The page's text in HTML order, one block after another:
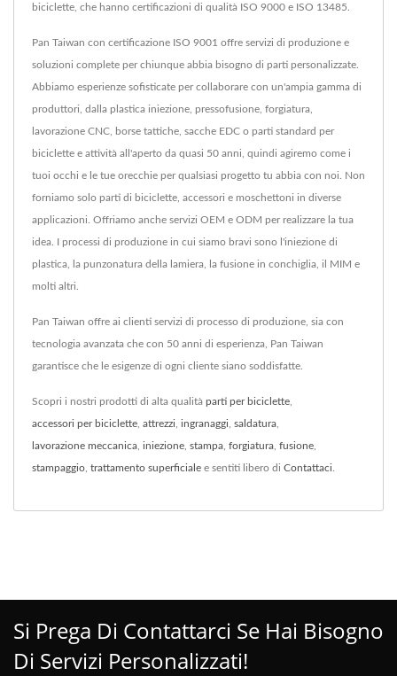
biciclette, che hanno certificazioni di qualità ISO 9000 e ISO 13485.
Pan Taiwan con certificazione ISO 9001 offre servizi di produzione e
soluzioni complete per chiunque abbia bisogno di parti personalizzate.
Abbiamo esperienze sofisticate per collaborare con un'ampia gamma di
produttori, dalla plastica iniezione, pressofusione, forgiatura,
lavorazione CNC, borse tattiche, sacche EDC o parti standard per
biciclette e attività all'aperto da quasi 50 anni, quindi agiremo come i
tuoi occhi e le tue orecchie per qualsiasi progetto tu abbia con noi. Non
forniamo solo parti di biciclette, accessori e moschettoni in diverse
applicazioni. Offriamo anche servizi OEM e ODM per realizzare la tua
idea. I processi di produzione in cui siamo bravi sono l'iniezione di
plastica, la punzonatura della lamiera, la fusione in conchiglia, il MIM e
molti altri.
Pan Taiwan offre ai clienti servizi di processo di produzione, sia con
tecnologia avanzata che con 50 anni di esperienza, Pan Taiwan
garantisce che le esigenze di ogni cliente siano soddisfatte.
Scopri i nostri prodotti di alta qualità parti per biciclette
accessori per biciclette attrezzi ingranaggi saldatura
lavorazione meccanica iniezione stampa forgiatura fusione
stampaggio trattamento superficiale e sentiti libero di Contattaci
Si Prega Di Contattarci Se Hai Bisogno
Di Servizi Personalizzati!